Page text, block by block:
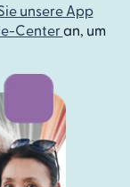
unsere App
Centeran, um